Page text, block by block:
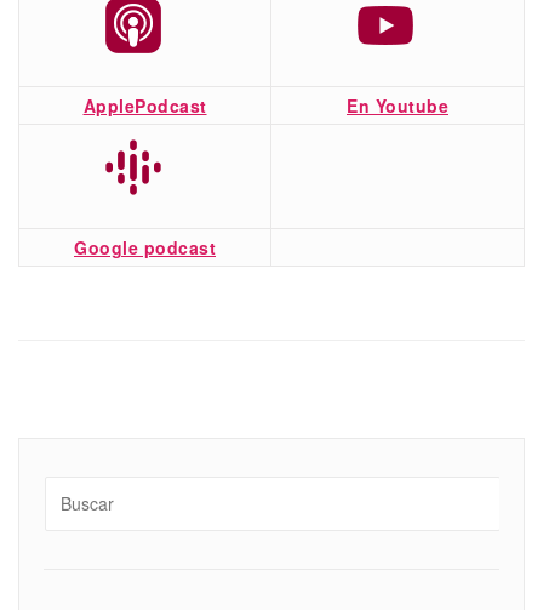
ApplePodcast En Youtube
Google podcast